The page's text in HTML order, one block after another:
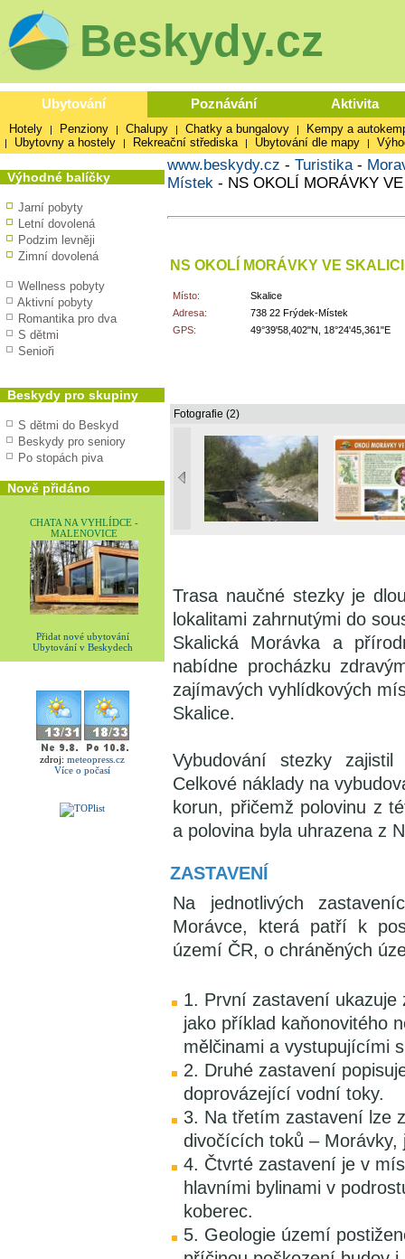
Beskydy.cz
Ubytování Poznávání Aktivita
Hotely | Penziony | Chalupy | Chatky a bungalovy | Kempy a
| Ubytovny a hostely | Rekreační střediska | Ubytování dle mapy |
Výhodné balíčky
Jarní pobyty
Letní dovolená
Podzim levněji
Zimní dovolená
Wellness pobyty
Aktivní pobyty
Romantika pro dva
S dětmi
Senioři
Beskydy pro skupiny
S dětmi do Beskyd
Beskydy pro seniory
Po stopách piva
Nově přidáno
CHATA NA VYHLÍDCE -
MALENOVICE
Přidat nové ubytování
Ubytování v Beskydech
zdroj: meteopress.cz
Více o počasí
www.beskydy.cz - Turistika-
Místek - NS OKOLÍ MORÁVKY
NS OKOLÍ MORÁVKY VE SKALICI
Místo:
Skalice
Adresa:
738 22 Frýdek-Místek
GPS:
49°39'58,402"N, 18°24'45,361"E
Fotografie (2)
Trasa naučné stezky je
lokalitami zahrnutými do
Skalická Morávka a
nabídne procházku
zajímavých vyhlídkových
Skalice.
Vybudování stezky
Celkové náklady na
korun, přičemž polovinu z
a polovina byla uhrazena z
ZASTAVENÍ
Na jednotlivých
Morávce, která patří k
území ČR, o chráněných
1. První zastavení ukazuje
jako příklad kaňonovitého
mělčinami a vystupujícími
2. Druhé zastavení
doprovázející vodní toky.
3. Na třetím zastavení lze
divočících toků – Morávky,
4. Čtvrté zastavení je v
hlavními bylinami v
koberec.
5. Geologie území